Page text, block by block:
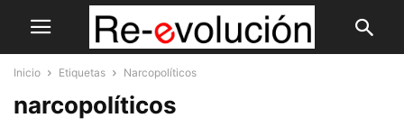
Inicio Etiquetas Narcopolíticos
narcopolíticos